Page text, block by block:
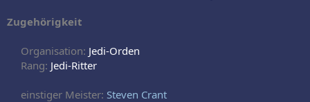
Zugehörigkeit
Organisation: Jedi-Orden
Rang: Jedi-Ritter
einstiger Meister: Steven Crant